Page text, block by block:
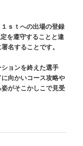
ｓｔへの出場の登録
を遵守することと違
名することです。
ョンを終えた選手
向かいコース攻略や
がそこかしこで見受